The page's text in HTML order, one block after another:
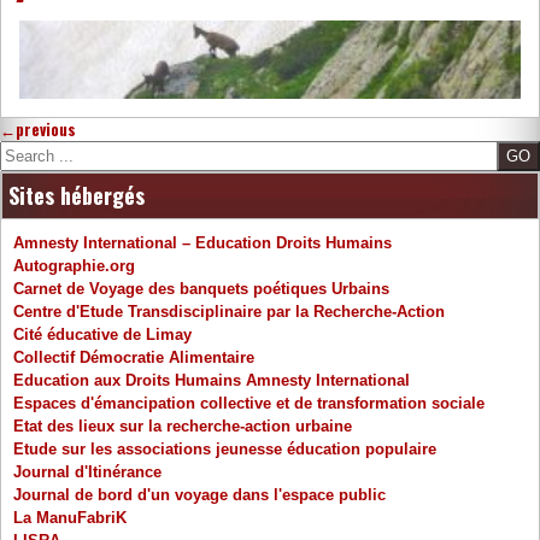
←previous
Search
Sites hébergés
Amnesty International – Education Droits Humains
Autographie.org
Carnet de Voyage des banquets poétiques Urbains
Centre d'Etude Transdisciplinaire par la Recherche-Action
Cité éducative de Limay
Collectif Démocratie Alimentaire
Education aux Droits Humains Amnesty International
Espaces d'émancipation collective et de transformation sociale
Etat des lieux sur la recherche-action urbaine
Etude sur les associations jeunesse éducation populaire
Journal d'Itinérance
Journal de bord d'un voyage dans l'espace public
La ManuFabriK